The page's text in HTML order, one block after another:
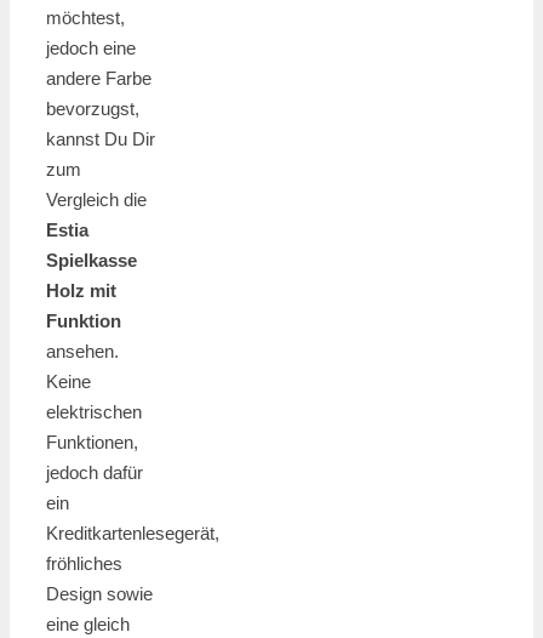
möchtest,
jedoch eine
andere Farbe
bevorzugst,
kannst Du Dir
zum
Vergleich die
Estia
Spielkasse
Holz mit
Funktion
ansehen.
Keine
elektrischen
Funktionen,
jedoch dafür
ein
Kreditkartenlesegerät,
fröhliches
Design sowie
eine gleich